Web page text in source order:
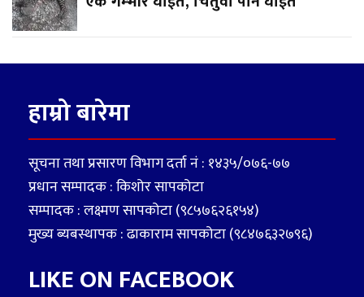
हाम्रो बारेमा
सूचना तथा प्रसारण विभाग दर्ता नं : १४३५/०७६-७७
प्रधान सम्पादक : किशोर सापकोटा
सम्पादक : लक्ष्मण सापकोटा (९८५७६२६१५४)
मुख्य ब्यबस्थापक : ढाकाराम सापकोटा (९८४७६३२७९६)
LIKE ON FACEBOOK